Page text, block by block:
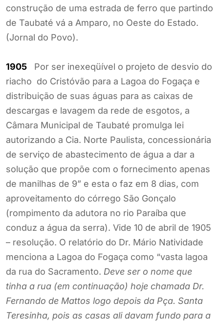
construção de uma estrada de ferro que partindo
de Taubaté vá a Amparo, no Oeste do Estado.
(Jornal do Povo).
1905 Por ser inexeqüível o projeto de desvio do
riacho do Cristóvão para a Lagoa do Fogaça e
distribuição de suas águas para as caixas de
descargas e lavagem da rede de esgotos, a
Câmara Municipal de Taubaté promulga lei
autorizando a Cia. Norte Paulista, concessionária
de serviço de abastecimento de água a dar a
solução que propõe com o fornecimento apenas
de manilhas de 9” e esta o faz em 8 dias, com
aproveitamento do córrego São Gonçalo
(rompimento da adutora no rio Paraíba que
conduz a água da serra). Vide 10 de abril de 1905
– resolução. O relatório do Dr. Mário Natividade
menciona a Lagoa do Fogaça como “vasta lagoa
da rua do Sacramento. Deve ser o nome que
tinha a rua (em continuação) hoje chamada Dr.
Fernando de Mattos logo depois da Pça. Santa
Teresinha, pois as casas ali davam fundo para a